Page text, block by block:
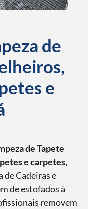
de
e
de Tapete
e carpetes,
de Cadeiras e
de estofados à
removem